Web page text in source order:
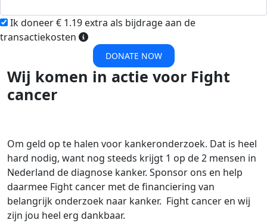
Ik doneer € 1.19 extra als bijdrage aan de
transactiekosten
DONATE NOW
Wij komen in actie voor Fight
cancer
Om geld op te halen voor kankeronderzoek. Dat is heel
hard nodig, want nog steeds krijgt 1 op de 2 mensen in
Nederland de diagnose kanker. Sponsor ons en help
daarmee Fight cancer met de financiering van
belangrijk onderzoek naar kanker. Fight cancer en wij
zijn jou heel erg dankbaar.